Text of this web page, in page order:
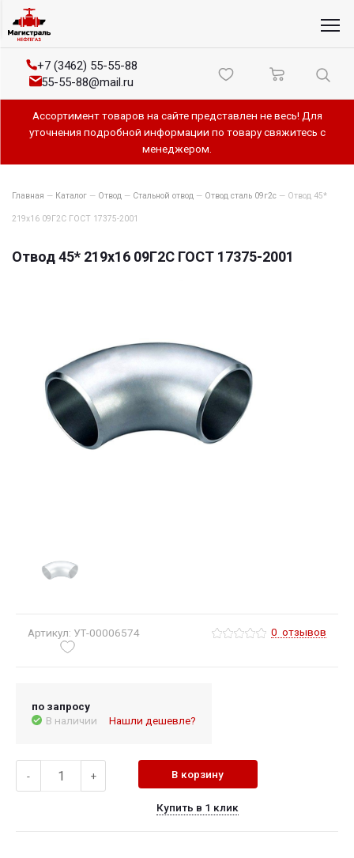
+7 (3462) 55-55-88
55-55-88@mail.ru
Ассортимент товаров на сайте представлен не весь! Для
уточнения подробной информации по товару свяжитесь с
менеджером.
Главная — Каталог — Отвод — Стальной отвод — Отвод сталь 09г2с — Отвод 45*
219х16 09Г2С ГОСТ 17375-2001
Отвод 45* 219х16 09Г2С ГОСТ 17375-2001
Артикул: УТ-00006574 0 отзывов
по запросу
В наличии
Нашли дешевле?
- + В корзину
Купить в 1 клик